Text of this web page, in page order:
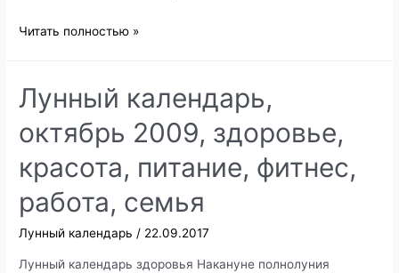
Лунный
2009,
красота,
питание,
фитнес,
работа,
семья
Читать полностью »
Лунный календарь,
октябрь 2009, здоровье,
красота, питание, фитнес,
работа, семья
Лунный календарь / 22.09.2017
Лунный календарь здоровья Накануне полнолуния